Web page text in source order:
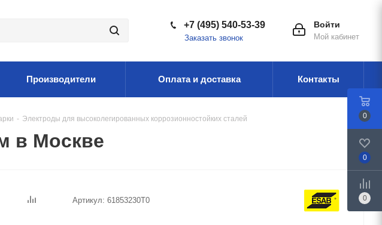
Войти
Мой кабинет
+7 (495) 540-53-39
Заказать звонок
Производители Оплата и доставка Контакты
- Электроды для высоколегированных коррозионностойких сталей
в Москве
Артикул: 61853230T0
0
0
0